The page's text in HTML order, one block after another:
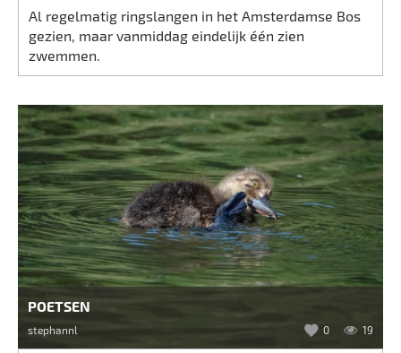
Al regelmatig ringslangen in het Amsterdamse Bos
gezien, maar vanmiddag eindelijk één zien
zwemmen.
POETSEN
stephannl 0 19